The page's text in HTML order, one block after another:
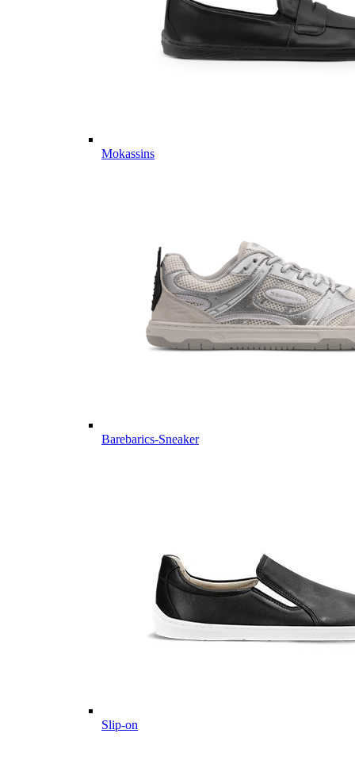
Mokassins
Barebarics-Sneaker
Slip-on